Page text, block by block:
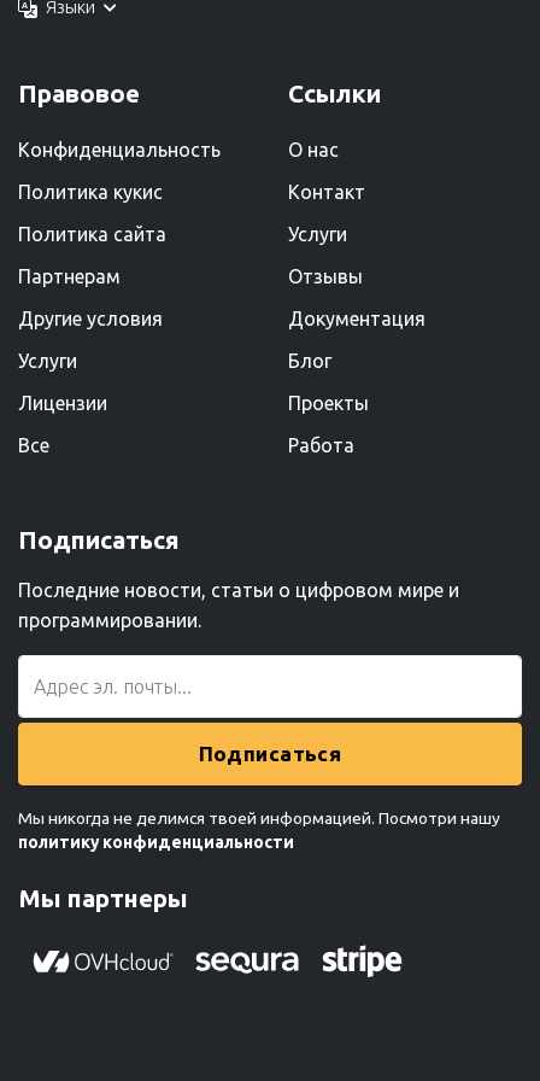
Языки
Правовое
Конфиденциальность
Политика кукис
Политика сайта
Партнерам
Другие условия
Услуги
Лицензии
Все
Ссылки
О нас
Kонтакт
Услуги
Отзывы
Документация
Блог
Проекты
Работа
Подписаться
Последние новости, статьи о цифровом мире и
программировании.
Подписаться
Мы никогда не делимся твоей информацией. Посмотри нашу
политику конфиденциальности
Мы партнеры